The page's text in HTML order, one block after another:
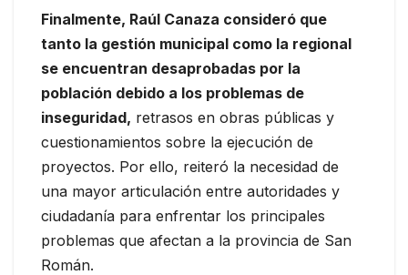
Finalmente, Raúl Canaza consideró que
tanto la gestión municipal como la regional
se encuentran desaprobadas por la
población debido a los problemas de
inseguridad, retrasos en obras públicas y
cuestionamientos sobre la ejecución de
proyectos. Por ello, reiteró la necesidad de
una mayor articulación entre autoridades y
ciudadanía para enfrentar los principales
problemas que afectan a la provincia de San
Román.